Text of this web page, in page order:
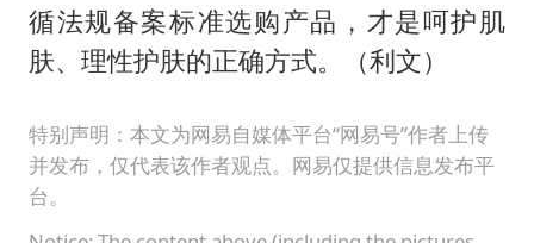
循法规备案标准选购产品，才是呵护肌
肤、理性护肤的正确方式。（利文）
特别声明：本文为网易自媒体平台“网易号”作者上传
并发布，仅代表该作者观点。网易仅提供信息发布平
台。